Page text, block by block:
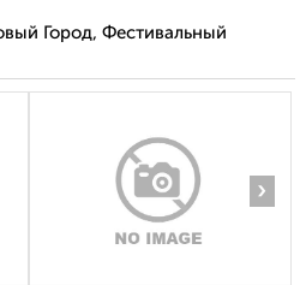
Город, Фестивальный
›